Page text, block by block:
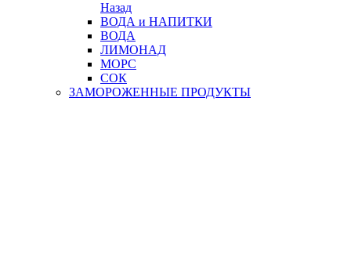
Назад
ВОДА и НАПИТКИ
ВОДА
ЛИМОНАД
МОРС
СОК
ЗАМОРОЖЕННЫЕ ПРОДУКТЫ